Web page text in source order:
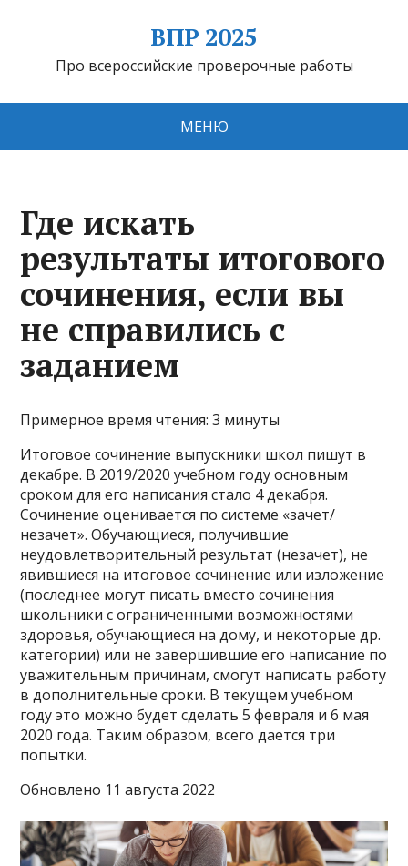
ВПР 2025
Про всероссийские проверочные работы
МЕНЮ
Где искать
результаты итогового
сочинения, если вы
не справились с
заданием
Примерное время чтения: 3 минуты
Итоговое сочинение выпускники школ пишут в
декабре. В 2019/2020 учебном году основным
сроком для его написания стало 4 декабря.
Сочинение оценивается по системе «зачет/
незачет». Обучающиеся, получившие
неудовлетворительный результат (незачет), не
явившиеся на итоговое сочинение или изложение
(последнее могут писать вместо сочинения
школьники с ограниченными возможностями
здоровья, обучающиеся на дому, и некоторые др.
категории) или не завершившие его написание по
уважительным причинам, смогут написать работу
в дополнительные сроки. В текущем учебном
году это можно будет сделать 5 февраля и 6 мая
2020 года. Таким образом, всего дается три
попытки.
Обновлено 11 августа 2022